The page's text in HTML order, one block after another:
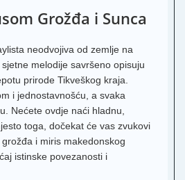
Grožđa i Sunca
neodvojiva od zemlje na
melodije savršeno opisuju
prirode Tikveškog kraja.
i jednostavnošću, a svaka
Nećete ovdje naći hladnu,
toga, dočekat će vas zvukovi
i miris makedonskog
istinske povezanosti i